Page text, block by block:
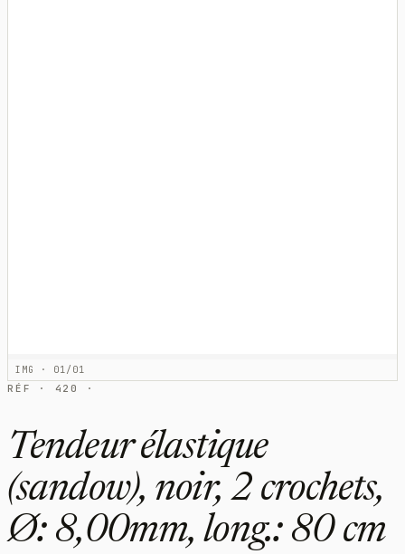
IMG · 01/01
RÉF · 420 ·
Tendeur élastique
(sandow), noir, 2 crochets,
Ø: 8,00mm, long.: 80 cm